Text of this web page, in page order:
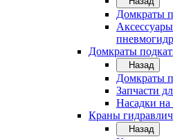
Домкраты
Домкраты
Назад
Домкраты
Запчасти
Насадки
Краны
Назад